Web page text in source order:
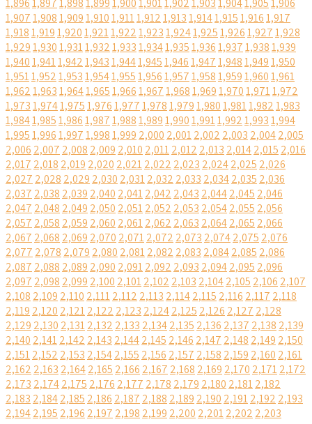
1,8961,8971,8981,8991,9001,9011,9021,9031,9041,9051,906
1,9071,9081,9091,9101,9111,9121,9131,9141,9151,9161,917
1,9181,9191,9201,9211,9221,9231,9241,9251,9261,9271,928
1,9291,9301,9311,9321,9331,9341,9351,9361,9371,9381,939
1,9401,9411,9421,9431,9441,9451,9461,9471,9481,9491,950
1,9511,9521,9531,9541,9551,9561,9571,9581,9591,9601,961
1,9621,9631,9641,9651,9661,9671,9681,9691,9701,9711,972
1,9731,9741,9751,9761,9771,9781,9791,9801,9811,9821,983
1,9841,9851,9861,9871,9881,9891,9901,9911,9921,9931,994
1,9951,9961,9971,9981,999 2,000 2,0012,002 2,003 2,0042,005
2,006 2,007 2,008 2,009 2,010 2,0112,012 2,013 2,0142,015 2,016
2,017 2,018 2,019 2,020 2,0212,022 2,023 2,0242,025 2,026
2,027 2,028 2,029 2,030 2,0312,032 2,033 2,0342,035 2,036
2,037 2,038 2,039 2,040 2,0412,042 2,043 2,0442,045 2,046
2,047 2,048 2,049 2,050 2,0512,052 2,053 2,0542,055 2,056
2,057 2,058 2,059 2,060 2,0612,062 2,063 2,0642,065 2,066
2,067 2,068 2,069 2,070 2,0712,072 2,073 2,0742,075 2,076
2,077 2,078 2,079 2,080 2,0812,082 2,083 2,0842,085 2,086
2,087 2,088 2,089 2,090 2,0912,092 2,093 2,0942,095 2,096
2,097 2,098 2,099 2,100 2,1012,102 2,103 2,1042,105 2,106 2,107
2,108 2,109 2,110 2,1112,112 2,113 2,1142,115 2,116 2,117 2,118
2,119 2,120 2,1212,122 2,123 2,1242,125 2,126 2,127 2,128
2,129 2,130 2,1312,132 2,133 2,1342,135 2,136 2,137 2,138 2,139
2,140 2,1412,142 2,143 2,1442,145 2,146 2,147 2,148 2,149 2,150
2,1512,152 2,153 2,1542,155 2,156 2,157 2,158 2,159 2,160 2,161
2,162 2,163 2,1642,165 2,166 2,167 2,168 2,169 2,170 2,1712,172
2,173 2,1742,175 2,176 2,177 2,178 2,179 2,180 2,1812,182
2,183 2,1842,185 2,186 2,187 2,188 2,189 2,190 2,1912,192 2,193
2,1942,195 2,196 2,197 2,198 2,199 2,200 2,2012,202 2,203